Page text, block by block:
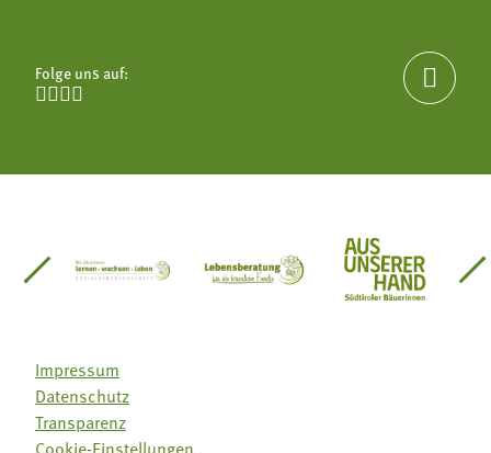
Folge uns auf:


Südtirol
Gärtnervereinigung
Sozialgenossenschaft Mit Bäuerinnen lernen -
Lebensberatung für dieAus unserer
Impressum
Datenschutz
Transparenz